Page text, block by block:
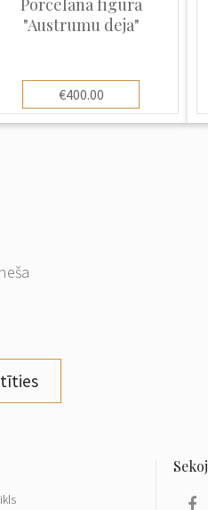
Porcelāna figūra
"Austrumu deja"
€400.00